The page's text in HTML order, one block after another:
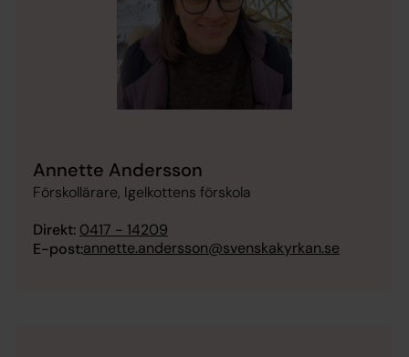
Annette Andersson
Förskollärare, Igelkottens förskola
Direkt: 0417 - 14209
E-post:annette.andersson@svenskakyrkan.se